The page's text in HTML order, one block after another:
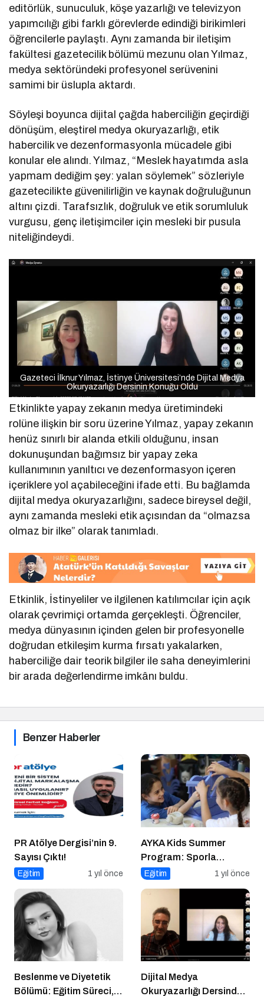
editörlük, sunuculuk, köşe yazarlığı ve televizyon
yapımcılığı gibi farklı görevlerde edindiği birikimleri
öğrencilerle paylaştı. Aynı zamanda bir iletişim
fakültesi gazetecilik bölümü mezunu olan Yılmaz,
medya sektöründeki profesyonel serüvenini
samimi bir üslupla aktardı.
Söyleşi boyunca dijital çağda haberciliğin geçirdiği
dönüşüm, eleştirel medya okuryazarlığı, etik
habercilik ve dezenformasyonla mücadele gibi
konular ele alındı. Yılmaz, “Meslek hayatımda asla
yapmam dediğim şey: yalan söylemek” sözleriyle
gazetecilikte güvenilirliğin ve kaynak doğruluğunun
altını çizdi. Tarafsızlık, doğruluk ve etik sorumluluk
vurgusu, genç iletişimciler için mesleki bir pusula
niteliğindeydi.
Gazeteci İlknur Yılmaz, İstinye Üniversitesi’nde Dijital Medya
Okuryazarlığı Dersinin Konuğu Oldu
Etkinlikte yapay zekanın medya üretimindeki
rolüne ilişkin bir soru üzerine Yılmaz, yapay zekanın
henüz sınırlı bir alanda etkili olduğunu, insan
dokunuşundan bağımsız bir yapay zeka
kullanımının yanıltıcı ve dezenformasyon içeren
içeriklere yol açabileceğini ifade etti. Bu bağlamda
dijital medya okuryazarlığını, sadece bireysel değil,
aynı zamanda mesleki etik açısından da “olmazsa
olmaz bir ilke” olarak tanımladı.
Etkinlik, İstinyeliler ve ilgilenen katılımcılar için açık
olarak çevrimiçi ortamda gerçekleşti. Öğrenciler,
medya dünyasının içinden gelen bir profesyonelle
doğrudan etkileşim kurma fırsatı yakalarken,
haberciliğe dair teorik bilgiler ile saha deneyimlerini
bir arada değerlendirme imkânı buldu.
Benzer Haberler
PR Atölye Dergisi’nin 9.
Sayısı Çıktı!
Eğitim 1 yıl önce
AYKA Kids Summer
Program: Sporla
Geleceğe Yönelik Bir
Eğitim 1 yıl önce
Beslenme ve Diyetetik
Bölümü: Eğitim Süreci,
Dijital Medya
Okuryazarlığı Dersinde